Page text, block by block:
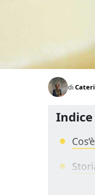
di
Indice